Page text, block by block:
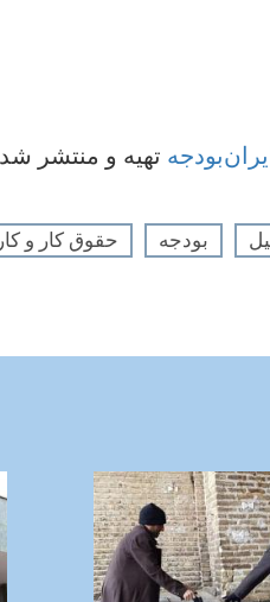
ایران‌بودجه تهیه و منتشر
بودجه حقوق کار و